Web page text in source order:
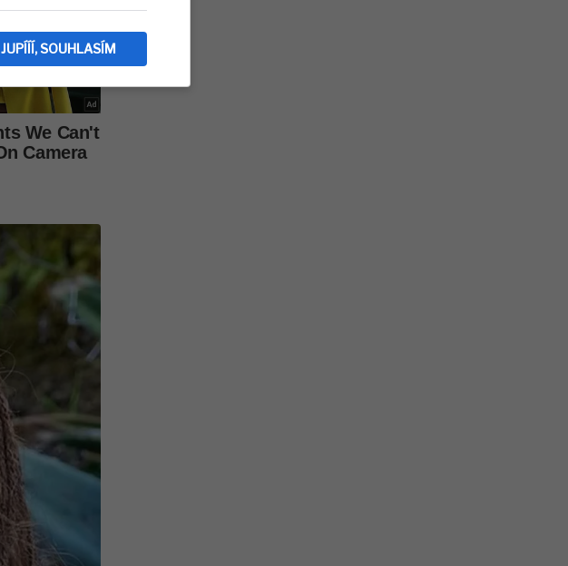
JUPÍÍÍ, SOUHLASÍM